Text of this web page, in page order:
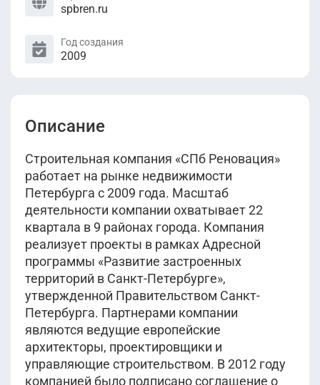
spbren.ru
Год создания
2009
Описание
Строительная компания «СПб Реновация»
работает на рынке недвижимости
Петербурга с 2009 года. Масштаб
деятельности компании охватывает 22
квартала в 9 районах города. Компания
реализует проекты в рамках Адресной
программы «Развитие застроенных
территорий в Санкт-Петербурге»,
утвержденной Правительством Санкт-
Петербурга. Партнерами компании
являются ведущие европейские
архитекторы, проектировщики и
управляющие строительством. В 2012 году
компанией было подписано соглашение о